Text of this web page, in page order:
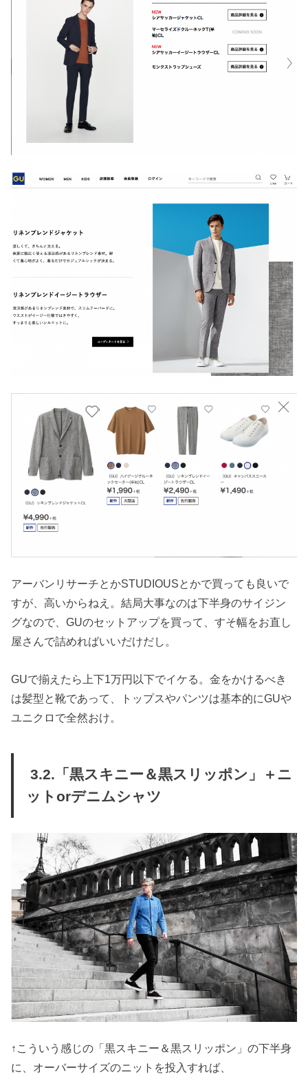
アーバンリサーチとかSTUDIOUSとかで買っても良いで
すが、高いからねえ。結局大事なのは下半身のサイジン
グなので、GUのセットアップを買って、すそ幅をお直し
屋さんで詰めればいいだけだし。
GUで揃えたら上下1万円以下でイケる。金をかけるべき
は髪型と靴であって、トップスやパンツは基本的にGUや
ユニクロで全然おけ。
3.2.「黒スキニー＆黒スリッポン」＋ニ
ットorデニムシャツ
↑こういう感じの「黒スキニー＆黒スリッポン」の下半身
に、オーバーサイズのニットを投入すれば、